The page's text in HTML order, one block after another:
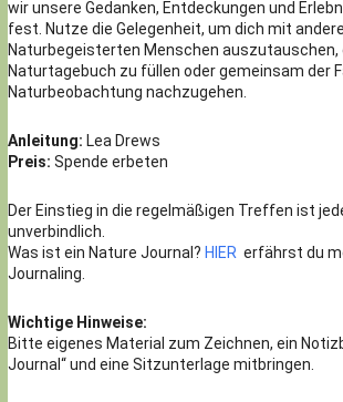
wir unsere Gedanken, Entdeckungen und
fest. Nutze die Gelegenheit, um dich mit
Naturbegeisterten Menschen auszutauschen,
Naturtagebuch zu füllen oder gemeinsam der
Naturbeobachtung nachzugehen.
Anleitung: Lea Drews
Preis: Spende erbeten
Der Einstieg in die regelmäßigen Treffen ist
unverbindlich.
Was ist ein Nature Journal? HIER erfährst du
Journaling.
Wichtige Hinweise:
Bitte eigenes Material zum Zeichnen, ein
Journal“ und eine Sitzunterlage mitbringen.